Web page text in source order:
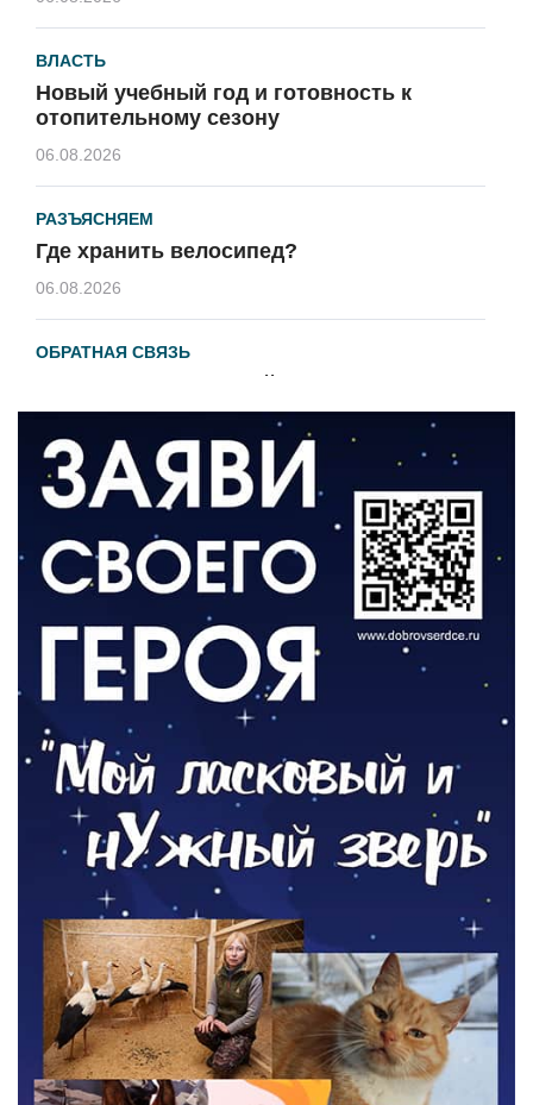
ВЛАСТЬ
Новый учебный год и готовность к
отопительному сезону
06.08.2026
РАЗЪЯСНЯЕМ
Где хранить велосипед?
06.08.2026
ОБРАТНАЯ СВЯЗЬ
Администрация онлайн
ВЛАСТЬ
День памяти и «Симфония народов»
06.08.2026
Новый настил на экотропе
05.08.2026